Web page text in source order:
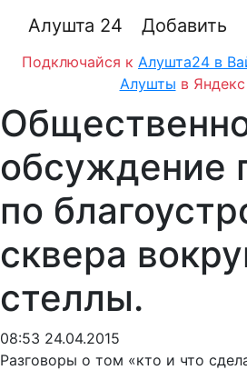
Алушта 24 Добавить
Подключайся к Алушта24 в
Алушты в
обсуждение
по
сквера
стеллы.
08:53 24.04.2015
Разговоры о том «кто и что